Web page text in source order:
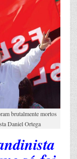
brutalmente mortos
Daniel Ortega